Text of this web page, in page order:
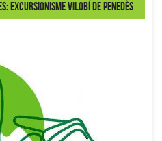
Excursionisme Vilobí de Penedès